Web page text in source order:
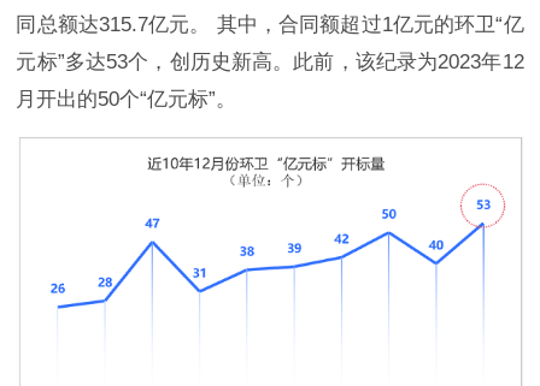
同总额达315.7亿元。 其中，合同额超过1亿元的环卫“亿
元标”多达53个，创历史新高。 此前，该纪录为2023年12
月开出的50个“亿元标”。